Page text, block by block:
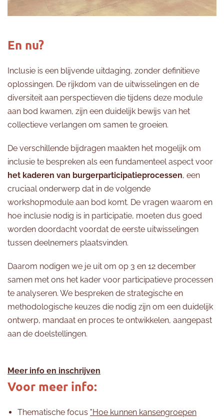
En nu?
Inclusie is een blijvende uitdaging, zonder definitieve
oplossingen. De rijkdom van de uitwisselingen en de
diversiteit aan perspectieven die tijdens deze module
aan bod kwamen, zijn een duidelijk bewijs van het
collectieve verlangen om samen te groeien.
De verschillende bijdragen maakten het mogelijk om
inclusie te bespreken als een fundamenteel aspect voor
het kaderen van burgerparticipatieprocessen, een
cruciaal onderwerp dat in de volgende
workshopmodule aan bod komt. De vragen waarom en
hoe inclusie nodig is in participatie, moeten dus goed
worden doordacht voordat de eerste uitwisselingen
tussen deelnemers plaatsvinden.
Daarom nodigen we je uit om op 3 en 12 december
samen met ons het kader voor participatieve processen
te analyseren. We bespreken de strategische en
methodologische keuzes die nodig zijn om een duidelijk
ontwerp, mandaat en proces te ontwikkelen, aangepast
aan de doelstellingen.
Meer info en inschrijven
Voor meer info:
Thematische focus "Hoe kunnen kansengroepen